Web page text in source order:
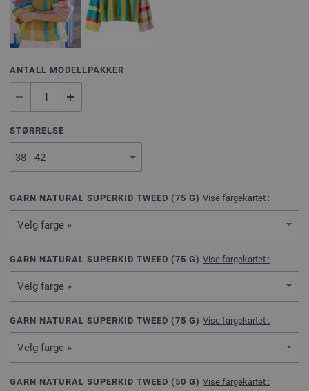
ANTALL MODELLPAKKER
STØRRELSE
GARN NATURAL SUPERKID TWEED (75 G) Vise fargekartet :
Velg farge »
GARN NATURAL SUPERKID TWEED (75 G) Vise fargekartet :
Velg farge »
GARN NATURAL SUPERKID TWEED (75 G) Vise fargekartet :
Velg farge »
GARN NATURAL SUPERKID TWEED ( 50 G) Vise fargekartet :